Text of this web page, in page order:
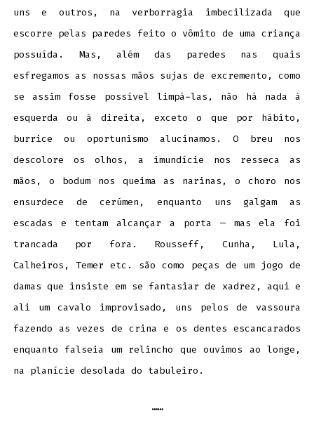
uns e outros, na verborragia imbecilizada que
escorre pelas paredes feito o vômito de uma criança
possuída. Mas, além das paredes nas quais
esfregamos as nossas mãos sujas de excremento, como
se assim fosse possível limpá-las, não há nada à
esquerda ou à direita, exceto o que por hábito,
burrice ou oportunismo alucinamos. O breu nos
descolore os olhos, a imundície nos resseca as
mãos, o bodum nos queima as narinas, o choro nos
ensurdece de cerúmen, enquanto uns galgam as
escadas e tentam alcançar a porta — mas ela foi
trancada por fora. Rousseff, Cunha, Lula,
Calheiros, Temer etc. são como peças de um jogo de
damas que insiste em se fantasiar de xadrez, aqui e
ali um cavalo improvisado, uns pelos de vassoura
fazendo as vezes de crina e os dentes escancarados
enquanto falseia um relincho que ouvimos ao longe,
na planície desolada do tabuleiro.
……